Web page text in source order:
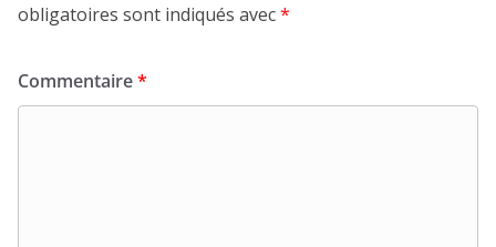
obligatoires sont indiqués avec*
Commentaire*